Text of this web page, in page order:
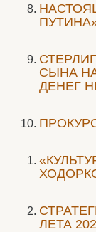
СЫНА
ДЕНЕГ
ЛЕТА